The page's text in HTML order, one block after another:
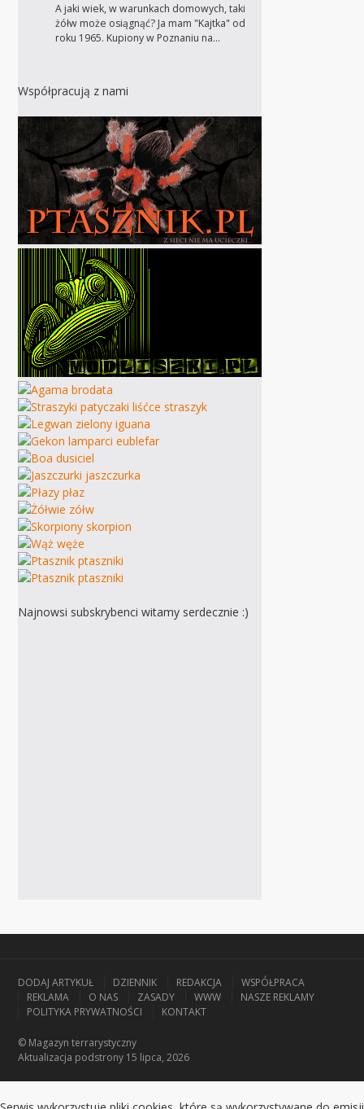
A jaki wiek, w warunkach domowych, taki
żółw może osiągnąć? Ja mam "Kajtka" od
roku 1965. Kupiony w Poznaniu na…
Współpracują z nami
Najnowsi subskrybenci witamy serdecznie :)
DODAJ ARTYKUŁ DZIENNIK REDAKCJA
WSPÓŁPRACA
REKLAMA
O NAS ZASADY WWW
NASZE REKLAMY
POLITYKA PRYWATNOŚCI
KONTAKT
© Magazyn terrarystyczny
Aktualizacja podstrony 15 lipca, 2026